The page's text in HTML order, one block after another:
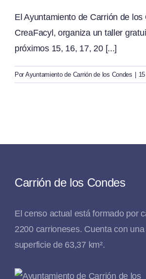
El Ayuntamiento de Carrión de
CreaFacyl, organiza un taller
próximos 15, 16, 17, 20 [...]
Por Ayuntamiento de Carrión de los Condes
Carrión de los Condes
El censo actual está formado por
2200 carrioneses. Cuenta con una
superficie de 63,37 km².